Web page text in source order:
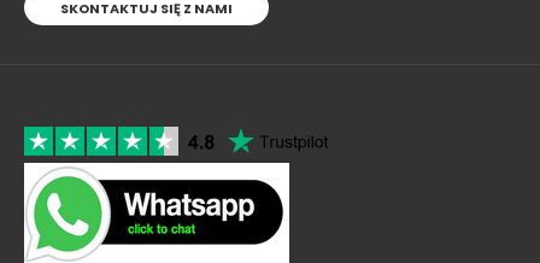
SKONTAKTUJ SIĘ Z NAMI